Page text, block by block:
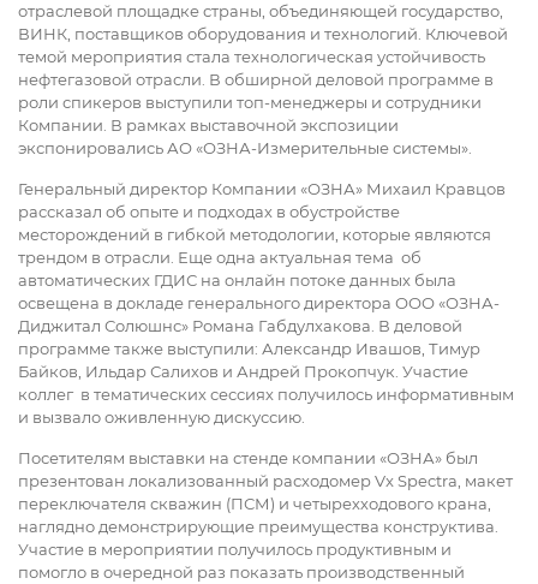
отраслевой площадке страны, объединяющей государство,
ВИНК, поставщиков оборудования и технологий. Ключевой
темой мероприятия стала технологическая устойчивость
нефтегазовой отрасли. В обширной деловой программе в
роли спикеров выступили топ-менеджеры и сотрудники
Компании. В рамках выставочной экспозиции
экспонировались АО «ОЗНА-Измерительные системы».
Генеральный директор Компании «ОЗНА» Михаил Кравцов
рассказал об опыте и подходах в обустройстве
месторождений в гибкой методологии, которые являются
трендом в отрасли. Еще одна актуальная тема об
автоматических ГДИС на онлайн потоке данных была
освещена в докладе генерального директора ООО «ОЗНА-
Диджитал Солюшнс» Романа Габдулхакова. В деловой
программе также выступили: Александр Ивашов, Тимур
Байков, Ильдар Салихов и Андрей Прокопчук. Участие
коллег в тематических сессиях получилось информативным
и вызвало оживленную дискуссию.
Посетителям выставки на стенде компании «ОЗНА» был
презентован локализованный расходомер Vx Spectra, макет
переключателя скважин (ПСМ) и четырехходового крана,
наглядно демонстрирующие преимущества конструктива.
Участие в мероприятии получилось продуктивным и
помогло в очередной раз показать производственный